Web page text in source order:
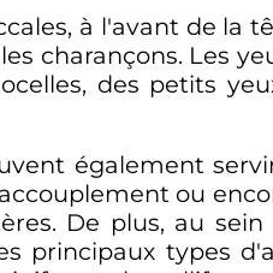
à l'avant de la
charançons. Les
des petits
également
ou
De plus, au
principaux types